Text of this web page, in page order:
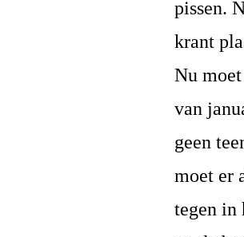
pissen.
krant
Nu
van
geen
moet er
tegen in